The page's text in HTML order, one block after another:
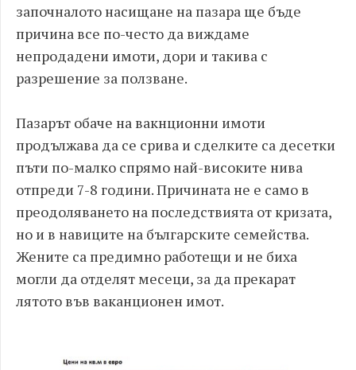
започналото насищане на пазара ще бъде
причина все по-често да виждаме
непродадени имоти, дори и такива с
разрешение за ползване.
Пазарът обаче на вакнционни имоти
продължава да се срива и сделките са десетки
пъти по-малко спрямо най-високите нива
отпреди 7-8 години. Причината не е само в
преодоляването на последствията от кризата,
но и в навиците на българските семейства.
Жените са предимно работещи и не биха
могли да отделят месеци, за да прекарат
лятото във ваканционен имот.